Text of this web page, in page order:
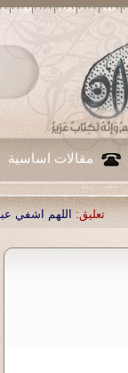
مقالات اساسية
اشفي عبدك احمد